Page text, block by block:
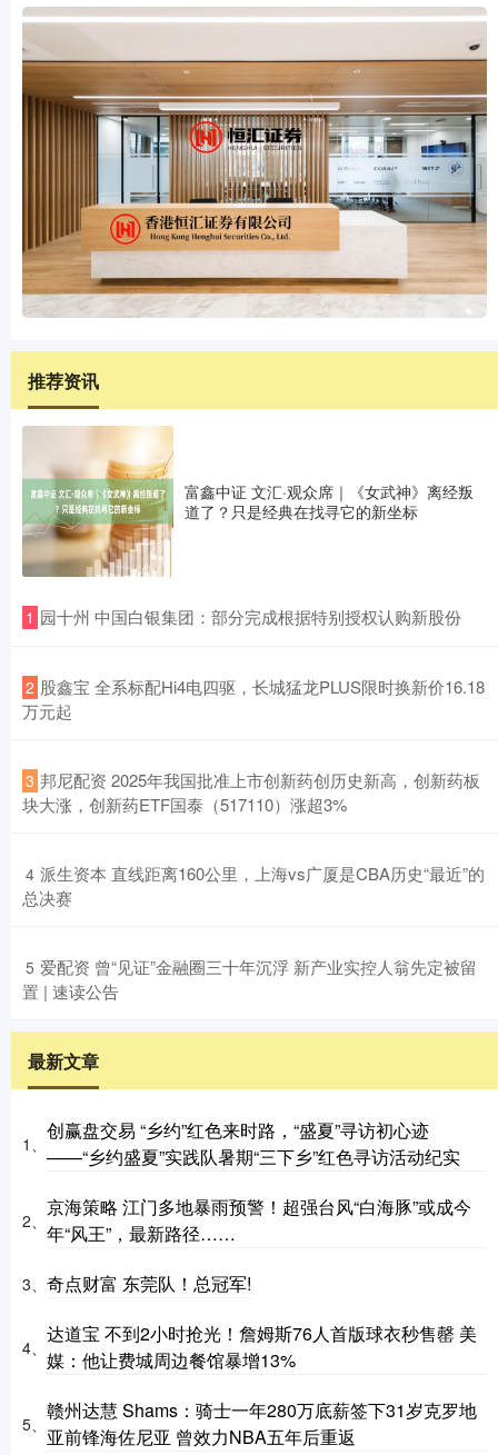
推荐资讯
富鑫中证 文汇·观众席｜《女武神》离经叛
道了？只是经典在找寻它的新坐标
1 ​园十州 中国白银集团：部分完成根据特别授权认购新股份
2 ​股鑫宝 全系标配Hi4电四驱，长城猛龙PLUS限时换新价16.18
万元起
3 ​邦尼配资 2025年我国批准上市创新药创历史新高，创新药板
块大涨，创新药ETF国泰（517110）涨超3%
4 ​派生资本 直线距离160公里，上海vs广厦是CBA历史“最近”的
总决赛
5 ​爱配资 曾“见证”金融圈三十年沉浮 新产业实控人翁先定被留
置 | 速读公告
最新文章
1、
创赢盘交易 “乡约”红色来时路，“盛夏”寻访初心迹
——“乡约盛夏”实践队暑期“三下乡”红色寻访活动纪实
2、
京海策略 江门多地暴雨预警！超强台风“白海豚”或成今
年“风王”，最新路径……
3、 奇点财富 东莞队！总冠军!
4、
达道宝 不到2小时抢光！詹姆斯76人首版球衣秒售罄 美
媒：他让费城周边餐馆暴增13%
5、
赣州达慧 Shams：骑士一年280万底薪签下31岁克罗地
亚前锋海佐尼亚 曾效力NBA五年后重返